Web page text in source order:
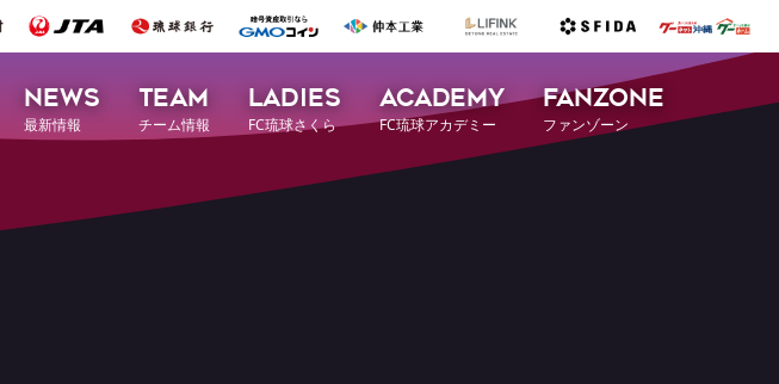
NEWS
最新情報
TEAM
チーム情報
LADIES
FC琉球さくら
ACADEMY
FC琉球アカデミー
FANZONE
ファンゾーン